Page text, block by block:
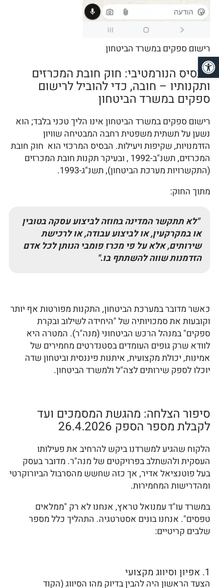
רישום ספקים במשרד הביטחון
הבסיס הנורמטיבי: חוק חובת המכרזים
ותקנותיו – חובה, כדי להוביל לרישום
ספקים במשרד הביטחון
רישום ספקים במשרד הביטחון אינו הליך טכני בלבד; הוא
נשען על תשתית משפטית רחבה המבטיחה שוויון
הזדמנויות, שקיפות ויעילות. הבסיס המרכזי הוא חוק חובת
המכרזים, תשנ"ב-1992 , ובעיקר תקנות חובת המכרזים
(התקשרויות מערכת הביטחון), תשנ"ג-1993.
מתוך החוק:
"לא תתקשר המדינה בחוזה לביצוע עסקה בטובין
או במקרקעין, או לביצוע עבודה, או לרכישת
שירותים, אלא על פי מכרז פומבי הנותן לכל אדם
הזדמנות שווה להשתתף בו."
כאשר מדובר במערכת הביטחון, התקנות מפורטות אף יותר
וקובעות את סמכויותיה של "היחידה לשילוב ובקרת
ספקים" במנהל הרכש הביטחוני (מנה"ר). המטרה היא
לוודא שרק גופים העומדים בסטנדרטים מחמירים של
אמינות, יכולת מקצועית, איתנות פיננסית וביטחון שדה
יוכלו לספק שירותים לצה"ל ולמשרד הביטחון.
סיפור הצלחה: מהגשת המסמכים ועד
לקבלת מספר הספק 26.4.2026
הלקוח שהגיע למשרדנו ביקש להרחיב את פעילותו
העסקית ולהשתלב בפרויקטים של מנה"ר. מדובר בעסק
בעל פוטנציאל אדיר, אך כזה שחשש מהסרבול הביורוקרטי
ומהדרישות המחמירות.
במשרד עו"ד עמנואל טראץ, אנחנו לא רק "ממלאים
טפסים". אנחנו בונים אסטרטגיה. התהליך כלל מספר
שלבים קריטיים:
1. אפיון וסיווג מקצועי
הצעד הראשון היה להבין בדיוק מהו הסיווג (הקוד
פתח סרגל נגישות